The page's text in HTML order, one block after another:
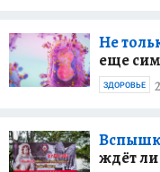
Не
еще
ЗДОРОВЬЕ
ждёт